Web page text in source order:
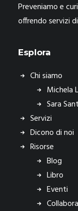
Preveniamo e
offrendo servizi
Esplora
Chi siamo
Michela
Sara
Servizi
Dicono di noi
Risorse
Blog
Libro
Eventi